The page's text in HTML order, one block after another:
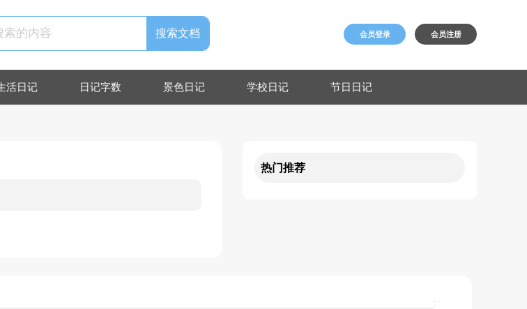
会员登录 会员注册
活日记 日记字数 景色日记 学校日记 节日日记
热门推荐
: